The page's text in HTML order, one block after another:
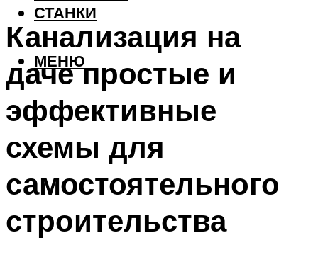
СТАНКИ
МЕНЮ
Канализация на
даче простые и
эффективные
схемы для
самостоятельного
строительства